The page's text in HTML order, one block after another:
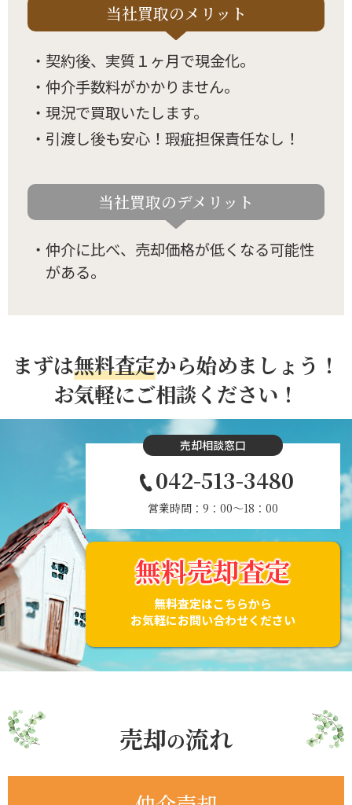
当社買取のメリット
・契約後、実質１ヶ月で現金化。
・仲介手数料がかかりません。
・現況で買取いたします。
・引渡し後も安心！瑕疵担保責任なし！
当社買取のデメリット
・仲介に比べ、売却価格が低くなる可能性
がある。
まずは無料査定から始めましょう！
お気軽にご相談ください！
売却相談窓口
042-513-3480
営業時間：9：00～18：00
無料売却査定
無料査定はこちらから
お気軽にお問い合わせください
売却の流れ